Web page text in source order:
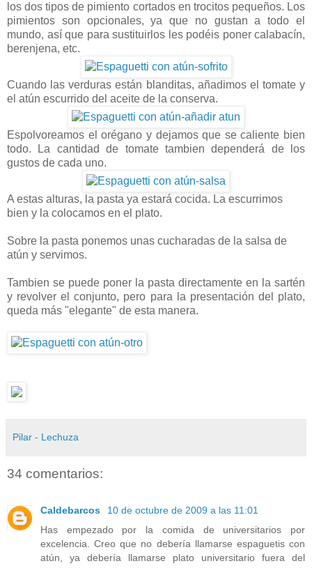
los dos tipos de pimiento cortados en trocitos pequeños. Los
pimientos son opcionales, ya que no gustan a todo el
mundo, así que para sustituirlos les podéis poner calabacín,
berenjena, etc.
Cuando las verduras están blanditas, añadimos el tomate y
el atún escurrido del aceite de la conserva.
Espolvoreamos el orégano y dejamos que se caliente bien
todo. La cantidad de tomate tambien dependerá de los
gustos de cada uno.
A estas alturas, la pasta ya estará cocida. La escurrimos
bien y la colocamos en el plato.
Sobre la pasta ponemos unas cucharadas de la salsa de
atún y servimos.
Tambien se puede poner la pasta directamente en la sartén
y revolver el conjunto, pero para la presentación del plato,
queda más "elegante" de esta manera.
Pilar - Lechuza
34 comentarios:
Caldebarcos
10 de octubre de 2009 a las 11:01
Has empezado por la comida de universitarios por
excelencia. Creo que no debería llamarse espaguetis con
atún, ya debería llamarse plato universitario fuera del